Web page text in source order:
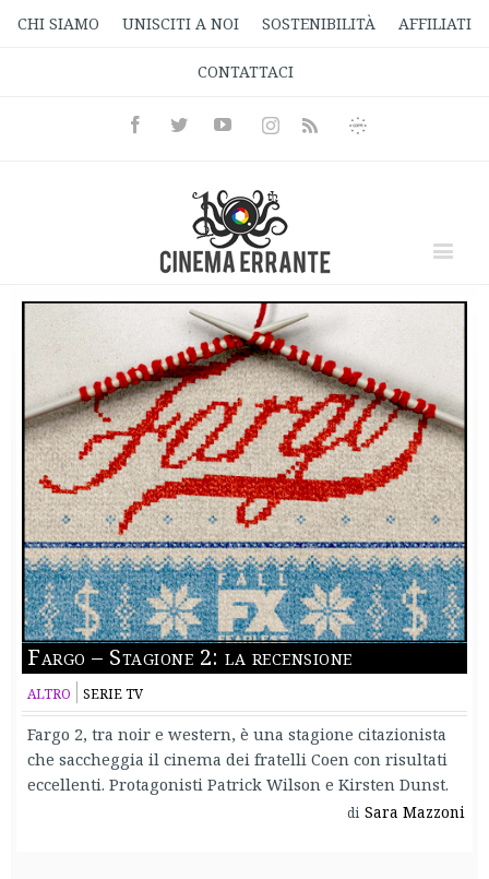
CHI SIAMO UNISCITI A NOI SOSTENIBILITÀ AFFILIATI
CONTATTACI
FacebookTwitterYoutubeInstagramRss
Informativa
Fargo – Stagione 2: la recensione
ALTRO SERIE TV
Fargo 2, tra noir e western, è una stagione citazionista
che saccheggia il cinema dei fratelli Coen con risultati
eccellenti. Protagonisti Patrick Wilson e Kirsten Dunst.
di Sara Mazzoni